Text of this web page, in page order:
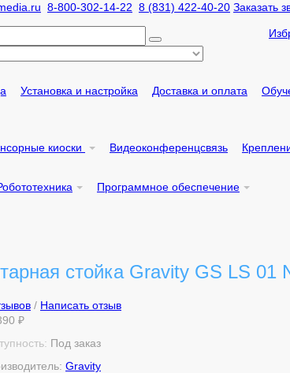
Заказать
8 (831) 422-40-20
8-800-302-14-22
Установка и настройка Доставка и оплата
киоски Видеоконференцсвязь
Программное обеспечение
стойка Gravity GS LS 01
/ Написать отзыв
₽
Под заказ
Gravity